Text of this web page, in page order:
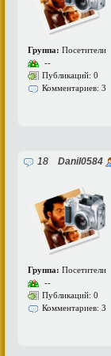
Группа: Посетители
--
Публикаций: 0
Комментариев: 3
18 Danil0584
Группа: Посетители
--
Публикаций: 0
Комментариев: 3